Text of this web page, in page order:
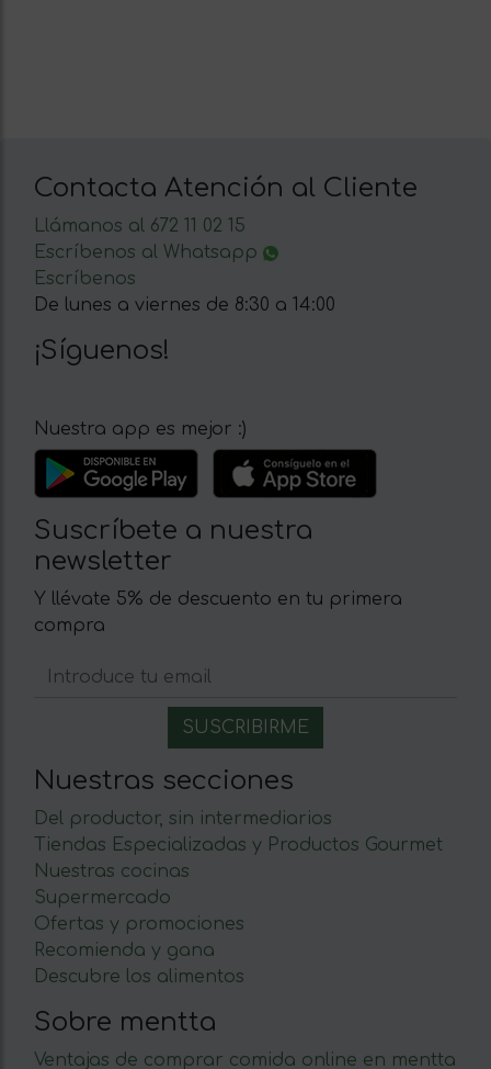
Contacta Atención al Cliente
Llámanos al 672 11 02 15
Escríbenos al Whatsapp
Escríbenos
De lunes a viernes de 8:30 a 14:00
¡Síguenos!
Nuestra app es mejor :)
Suscríbete a nuestra
newsletter
Y llévate 5% de descuento en tu primera
compra
Nuestras secciones
Del productor, sin intermediarios
Tiendas Especializadas y Productos Gourmet
Nuestras cocinas
Supermercado
Ofertas y promociones
Recomienda y gana
Descubre los alimentos
Sobre mentta
Ventajas de comprar comida online en mentta